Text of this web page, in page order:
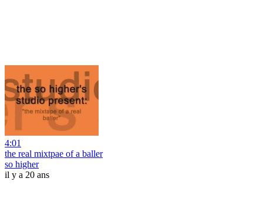
4:01
the real mixtpae of a baller
so higher
il y a 20 ans